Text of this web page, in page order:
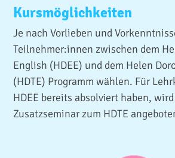
Kursmöglichkeiten
Je nach Vorlieben und
Teilnehmer:innen zwischen dem
English (HDEE) und dem Helen
(HDTE) Programm wählen. Für
HDEE bereits absolviert haben,
Zusatzseminar zum HDTE